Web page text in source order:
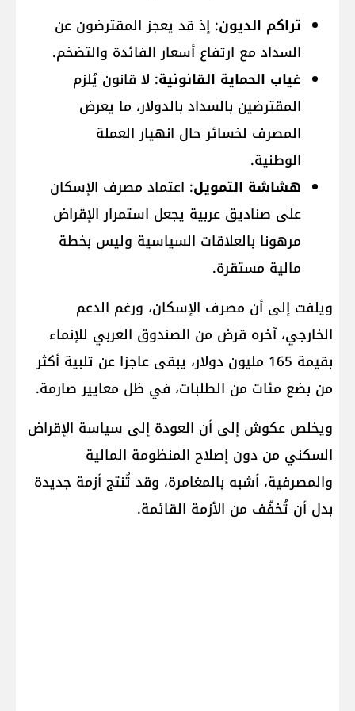
تراكم الديون: إذ قد يعجز المقترضون عن
السداد مع ارتفاع أسعار الفائدة والتضخم.
غياب الحماية القانونية: لا قانون يُلزم
المقترضين بالسداد بالدولار، ما يعرض
المصرف لخسائر حال انهيار العملة
الوطنية.
هشاشة التمويل: اعتماد مصرف الإسكان
على صناديق عربية يجعل استمرار الإقراض
مرهونا بالعلاقات السياسية وليس بخطة
مالية مستقرة.
ويلفت إلى أن مصرف الإسكان، ورغم الدعم
الخارجي، آخره قرض من الصندوق العربي للإنماء
بقيمة 165 مليون دولار، يبقى عاجزا عن تلبية أكثر
من بضع مئات من الطلبات، في ظل معايير صارمة.
ويخلص عكوش إلى أن العودة إلى سياسة الإقراض
السكني من دون إصلاح المنظومة المالية
والمصرفية، أشبه بالمغامرة، وقد تُنتج أزمة جديدة
بدل أن تُخفّف من الأزمة القائمة.